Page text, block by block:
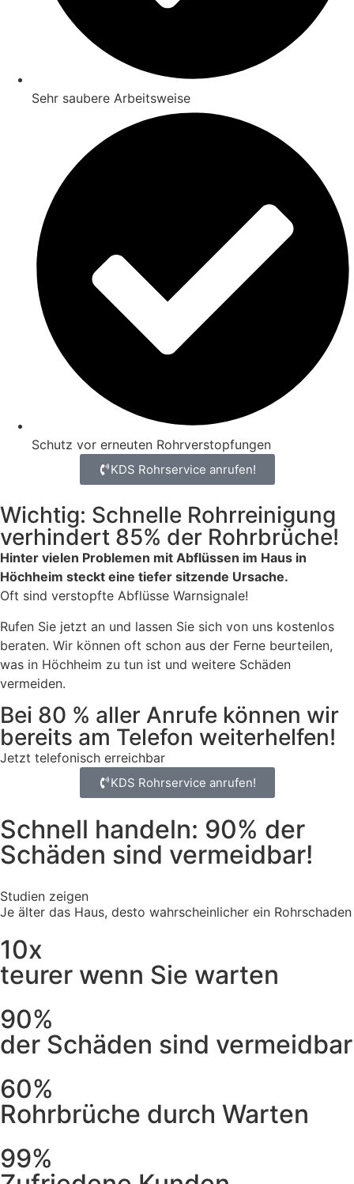
Sehr saubere Arbeitsweise
Schutz vor erneuten Rohrverstopfungen
KDS Rohrservice anrufen!
Wichtig: Schnelle Rohrreinigung
verhindert 85% der Rohrbrüche!
Hinter vielen Problemen mit Abflüssen im Haus in
Höchheim steckt eine tiefer sitzende Ursache.
Oft sind verstopfte Abflüsse Warnsignale!
Rufen Sie jetzt an und lassen Sie sich von uns kostenlos
beraten. Wir können oft schon aus der Ferne beurteilen,
was in Höchheim zu tun ist und weitere Schäden
vermeiden.
Bei 80 % aller Anrufe können wir
bereits am Telefon weiterhelfen!
Jetzt telefonisch erreichbar
KDS Rohrservice anrufen!
Schnell handeln: 90% der
Schäden sind vermeidbar!
Studien zeigen
Je älter das Haus, desto wahrscheinlicher ein Rohrschaden
10x
teurer wenn Sie warten
90%
der Schäden sind vermeidbar
60%
Rohrbrüche durch Warten
99%